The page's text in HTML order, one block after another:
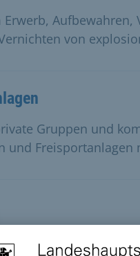
Aufbewahren,
von
Gruppen und
und Freisportanlagen